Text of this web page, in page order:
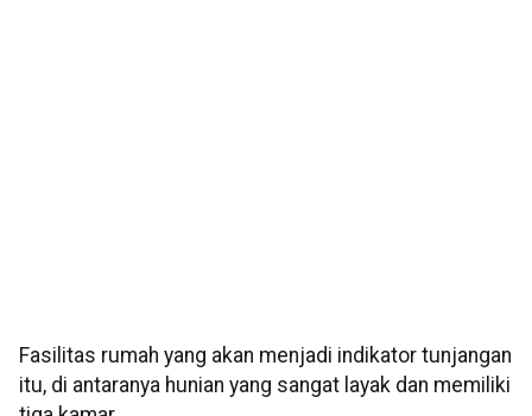
Fasilitas rumah yang akan menjadi indikator tunjangan
itu, di antaranya hunian yang sangat layak dan memiliki